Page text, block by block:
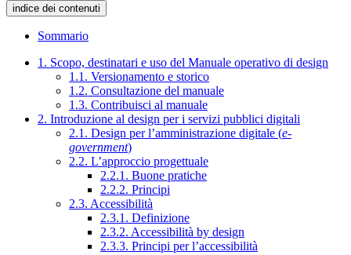
indice dei contenuti
Sommario
1. Scopo, destinatari e uso del Manuale operativo di design
1.1. Versionamento e storico
1.2. Consultazione del manuale
1.3. Contribuisci al manuale
2. Introduzione al design per i servizi pubblici digitali
2.1. Design per l’amministrazione digitale (e-
government)
2.2. L’approccio progettuale
2.2.1. Buone pratiche
2.2.2. Principi
2.3. Accessibilità
2.3.1. Definizione
2.3.2. Accessibilità by design
2.3.3. Principi per l’accessibilità